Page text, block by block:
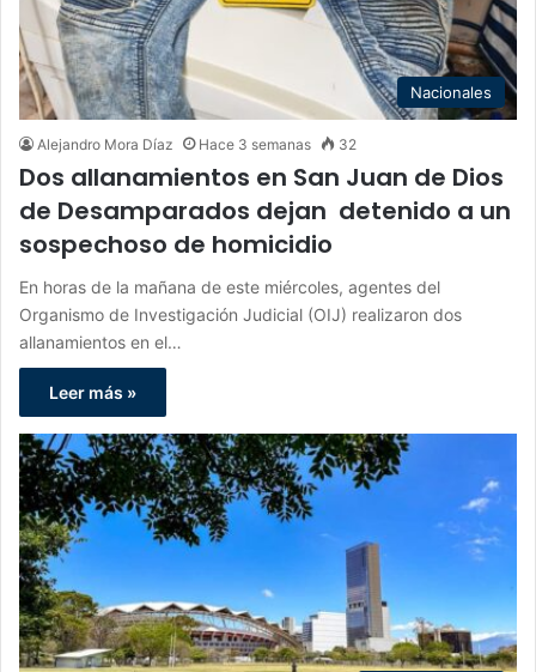
Nacionales
Alejandro Mora Díaz Hace 3 semanas 32
Dos allanamientos en San Juan de Dios
de Desamparados dejan detenido a un
sospechoso de homicidio
En horas de la mañana de este miércoles, agentes del
Organismo de Investigación Judicial (OIJ) realizaron dos
allanamientos en el…
Leer más »